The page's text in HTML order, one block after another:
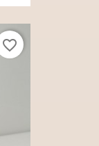
favorite_border